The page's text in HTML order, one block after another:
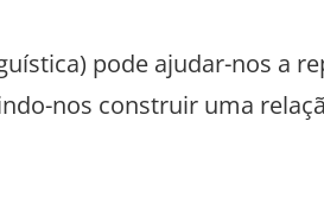
pode ajudar-nos a
nos construir uma